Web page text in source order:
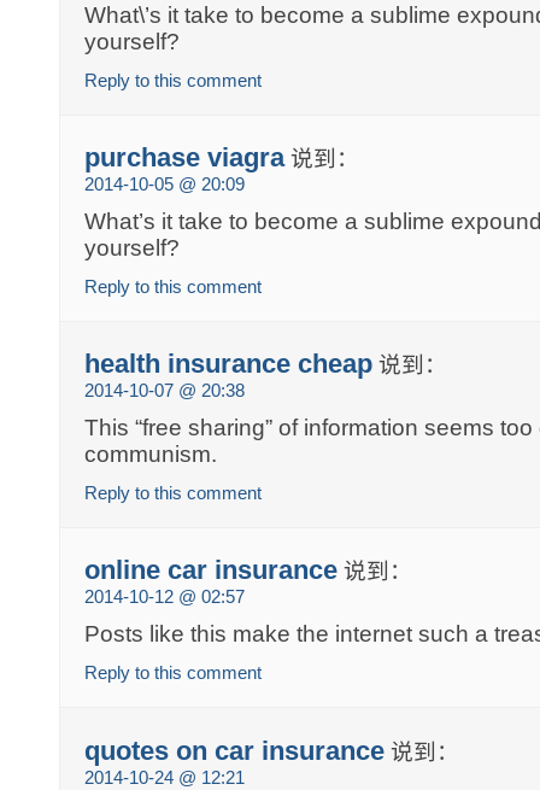
What\’s it take to become a sublime
yourself?
Reply to this comment
purchase viagra 说到：
2014-10-05 @ 20:09
What’s it take to become a sublime
yourself?
Reply to this comment
health insurance cheap 说到：
2014-10-07 @ 20:38
This “free sharing” of information seems
communism.
Reply to this comment
online car insurance 说到：
2014-10-12 @ 02:57
Posts like this make the internet such a
Reply to this comment
quotes on car insurance 说到：
2014-10-24 @ 12:21